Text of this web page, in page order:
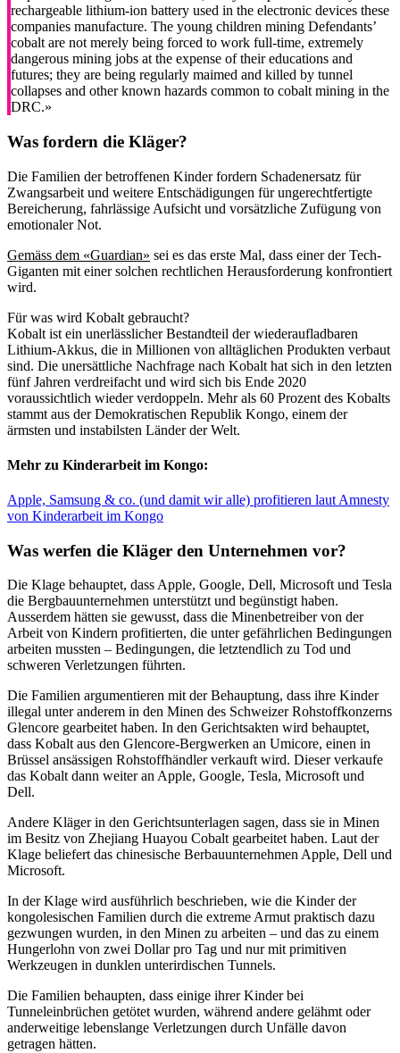
rechargeable lithium-ion battery used in the electronic devices these
companies manufacture. The young children mining Defendants’
cobalt are not merely being forced to work full-time, extremely
dangerous mining jobs at the expense of their educations and
futures; they are being regularly maimed and killed by tunnel
collapses and other known hazards common to cobalt mining in the
DRC.»
Was fordern die Kläger?
Die Familien der betroffenen Kinder fordern Schadenersatz für
Zwangsarbeit und weitere Entschädigungen für ungerechtfertigte
Bereicherung, fahrlässige Aufsicht und vorsätzliche Zufügung von
emotionaler Not.
Gemäss dem «Guardian» sei es das erste Mal, dass einer der Tech-
Giganten mit einer solchen rechtlichen Herausforderung konfrontiert
wird.
Für was wird Kobalt gebraucht?
Kobalt ist ein unerlässlicher Bestandteil der wiederaufladbaren
Lithium-Akkus, die in Millionen von alltäglichen Produkten verbaut
sind. Die unersättliche Nachfrage nach Kobalt hat sich in den letzten
fünf Jahren verdreifacht und wird sich bis Ende 2020
voraussichtlich wieder verdoppeln. Mehr als 60 Prozent des Kobalts
stammt aus der Demokratischen Republik Kongo, einem der
ärmsten und instabilsten Länder der Welt.
Mehr zu Kinderarbeit im Kongo:
Apple, Samsung & co. (und damit wir alle) profitieren laut Amnesty
von Kinderarbeit im Kongo
Was werfen die Kläger den Unternehmen vor?
Die Klage behauptet, dass Apple, Google, Dell, Microsoft und Tesla
die Bergbauunternehmen unterstützt und begünstigt haben.
Ausserdem hätten sie gewusst, dass die Minenbetreiber von der
Arbeit von Kindern profitierten, die unter gefährlichen Bedingungen
arbeiten mussten – Bedingungen, die letztendlich zu Tod und
schweren Verletzungen führten.
Die Familien argumentieren mit der Behauptung, dass ihre Kinder
illegal unter anderem in den Minen des Schweizer Rohstoffkonzerns
Glencore gearbeitet haben. In den Gerichtsakten wird behauptet,
dass Kobalt aus den Glencore-Bergwerken an Umicore, einen in
Brüssel ansässigen Rohstoffhändler verkauft wird. Dieser verkaufe
das Kobalt dann weiter an Apple, Google, Tesla, Microsoft und
Dell.
Andere Kläger in den Gerichtsunterlagen sagen, dass sie in Minen
im Besitz von Zhejiang Huayou Cobalt gearbeitet haben. Laut der
Klage beliefert das chinesische Berbauunternehmen Apple, Dell und
Microsoft.
In der Klage wird ausführlich beschrieben, wie die Kinder der
kongolesischen Familien durch die extreme Armut praktisch dazu
gezwungen wurden, in den Minen zu arbeiten – und das zu einem
Hungerlohn von zwei Dollar pro Tag und nur mit primitiven
Werkzeugen in dunklen unterirdischen Tunnels.
Die Familien behaupten, dass einige ihrer Kinder bei
Tunneleinbrüchen getötet wurden, während andere gelähmt oder
anderweitige lebenslange Verletzungen durch Unfälle davon
getragen hätten.